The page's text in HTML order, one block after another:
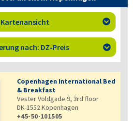
Kartenansicht 
nach: DZ-Preis 
Copenhagen International Bed
& Breakfast
Vester Voldgade 9, 3rd floor
DK-1552Kopenhagen
+45-50-101505